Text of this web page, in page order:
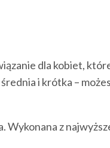
dla kobiet,
i krótka –
z